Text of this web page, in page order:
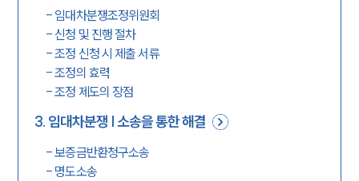
- 임대차분쟁조정위원회
-신청 및 진행 절차
-조정 신청 시 제출 서류
-조정의 효력
-조정 제도의 장점
3. 임대차분쟁 | 소송을 통한 해결
-보증금반환청구소송
- 명도소송